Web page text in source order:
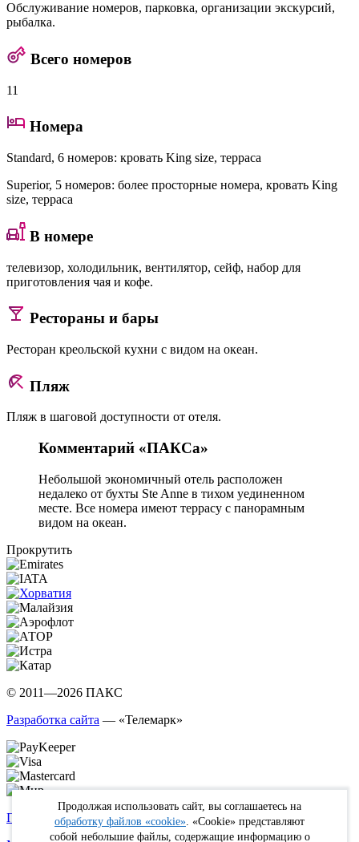
Обслуживание номеров, парковка, организации экскурсий,
рыбалка.
Всего номеров
11
Номера
Standard, 6 номеров: кровать King size, терраса
Superior, 5 номеров: более просторные номера, кровать King
size, терраса
В номере
телевизор, холодильник, вентилятор, сейф, набор для
приготовления чая и кофе.
Рестораны и бары
Ресторан креольской кухни с видом на океан.
Пляж
Пляж в шаговой доступности от отеля.
Комментарий «ПАКСа»
Небольшой экономичный отель расположен
недалеко от бухты Ste Anne в тихом уединенном
месте. Все номера имеют террасу с панорамным
видом на океан.
Прокрутить
© 2011—2026 ПАКС
Разработка сайта — «Телемарк»
Политика в отношении обработки персональных данных
Продолжая использовать сайт, вы соглашаетесь на
обработку файлов «cookie» . «Cookie» представляют
собой небольшие файлы, содержащие информацию о